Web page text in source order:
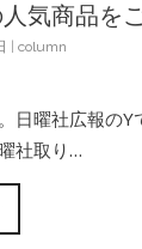
気商品を
column
日曜社広報のY
社取り…